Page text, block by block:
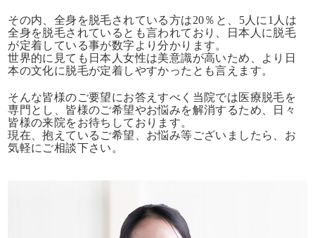
その内、全身を脱毛されている方は20％と、5人に1人は
全身を脱毛されているとも言われており、日本人に脱毛
が定着している事が数字より分かります。
世界的に見ても日本人女性は美意識が高いため、より日
本の文化に脱毛が定着しやすかったとも言えます。
そんな皆様のご要望にお答えすべく当院では医療脱毛を
専門とし、皆様のご希望やお悩みを解消するため、日々
皆様の来院をお待ちしております。
現在、抱えているご希望、お悩み等ございましたら、お
気軽にご相談下さい。